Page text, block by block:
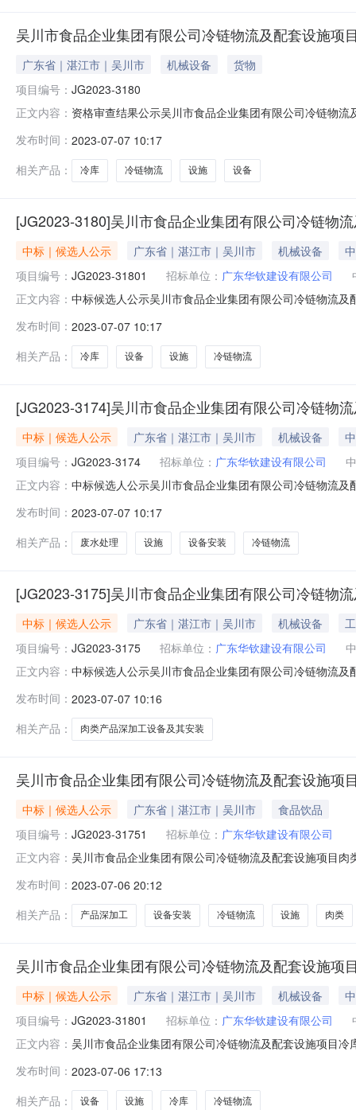
吴川市食品企业集团有限公司冷链物流及配套设施项
广东省｜湛江市｜吴川市 机械设备
货物
项目编号： JG2023-3180
正文内容： 资格审查结果公示吴川市食品企业集团有限公司冷链物
标投标法实施条例》的规定，投标申请人或者其他利害
出书面答复，作出答复前，应当暂
发布时间： 2023-07-07 10:17
相关产品：
冷库 冷链物流 设施 设备
[JG2023-3180]吴川市食品企业集团有限公司冷链物
中标｜候选人公示 广东省｜湛江市｜吴川市 机械设备
项目编号： JG2023-31801 招标单位： 广东华钦建设有限公司
正文内容： 中标候选人公示吴川市食品企业集团有限公司冷链物流
熊制冷设备有限公司广州市威志雅仪器有限公司广州久
发布时间： 2023-07-07 10:17
相关产品：
冷库 设备 设施 冷链物流
[JG2023-3174]吴川市食品企业集团有限公司冷链物
中标｜候选人公示 广东省｜湛江市｜吴川市 机械设备
项目编号： JG2023-3174 招标单位： 广东华钦建设有限公司
正文内容： 中标候选人公示吴川市食品企业集团有限公司冷链物流
称深圳国科精密仪器有限公司山东大岳仪器有限责任公
发布时间： 2023-07-07 10:17
相关产品：
废水处理 设施 设备安装 冷链物流
[JG2023-3175]吴川市食品企业集团有限公司冷链物
中标｜候选人公示 广东省｜湛江市｜吴川市 机械设备
项目编号： JG2023-3175 招标单位： 广东华钦建设有限公司
正文内容： 中标候选人公示吴川市食品企业集团有限公司冷链物流
单位名称湖南省兴业肉类机械有限公司常德市荣欣肉类
发布时间： 2023-07-07 10:16
相关产品：
肉类产品深加工设备及其安装
吴川市食品企业集团有限公司冷链物流及配套设施
中标｜候选人公示 广东省｜湛江市｜吴川市
食品饮品
项目编号： JG2023-31751 招标单位： 广东华钦建设有限公司
正文内容： 吴川市食品企业集团有限公司冷链物流及配套设施项目
期：2023-07-06相关附件：15中标候选人公示-肉类产品
冷链物流及配套设施项
发布时间： 2023-07-06 20:12
相关产品：
产品深加工 设备安装 冷链物流 设施 肉类
吴川市食品企业集团有限公司冷链物流及配套设施项
中标｜候选人公示 广东省｜湛江市｜吴川市 机械设备
项目编号： JG2023-31801 招标单位： 广东华钦建设有限公司
正文内容： 吴川市食品企业集团有限公司冷链物流及配套设施项目
人公示.pdf冷库设备-中标候选人公示.pdf中标候选人公
束，评标委员会经
发布时间： 2023-07-06 17:13
相关产品：
设备 设施 冷库 冷链物流